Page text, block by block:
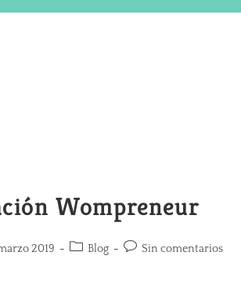
Wompreneur
2019 Blog Sin comentarios